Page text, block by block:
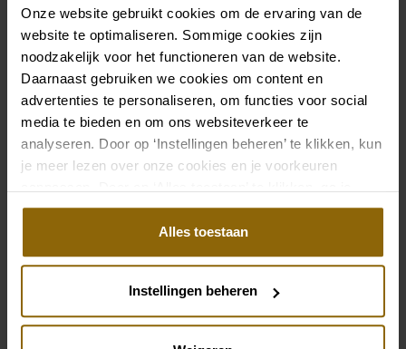
Onze website gebruikt cookies om de ervaring van de
website te optimaliseren. Sommige cookies zijn
noodzakelijk voor het functioneren van de website.
Daarnaast gebruiken we cookies om content en
advertenties te personaliseren, om functies voor social
media te bieden en om ons websiteverkeer te
analyseren. Door op ‘Instellingen beheren’ te klikken, kun
je meer lezen over onze cookies en je voorkeuren
akkoord met het gebruik van alle cookies.
Alles toestaan
Instellingen beheren
Accessoires wie Schuhen, Schleier, Schmuck und
Anpassungen am Kleid.
Bleiben Sie aufgeschlossen:Probieren Sie
verschiedene Kleider aus, auch wenn sie nicht Ihren
ursprünglichen Vorstellungen entsprechen.
Manchmal überrascht Sie ein Kleid und passt
perfekt.
Lassen Sie sich durch Profis helfen: Unsere
erfahrenen Brautstylist haben tiefgehende
finden, die am besten zu Ihnen passen.
Unsere Brautexperten: Lernen Sie